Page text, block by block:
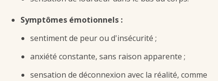
Symptômes émotionnels :
sentiment de peur ou d'insécurité ;
anxiété constante, sans raison apparente ;
sensation de déconnexion avec la réalité, comme